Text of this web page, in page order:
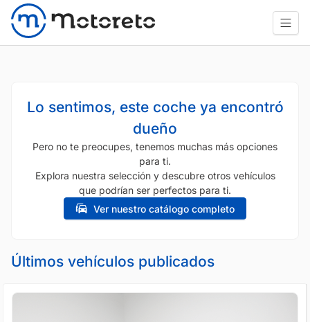
Lo sentimos, este coche ya encontró
dueño
Pero no te preocupes, tenemos muchas más opciones
para ti.
Explora nuestra selección y descubre otros vehículos
que podrían ser perfectos para ti.
Ver nuestro catálogo completo
Últimos vehículos publicados